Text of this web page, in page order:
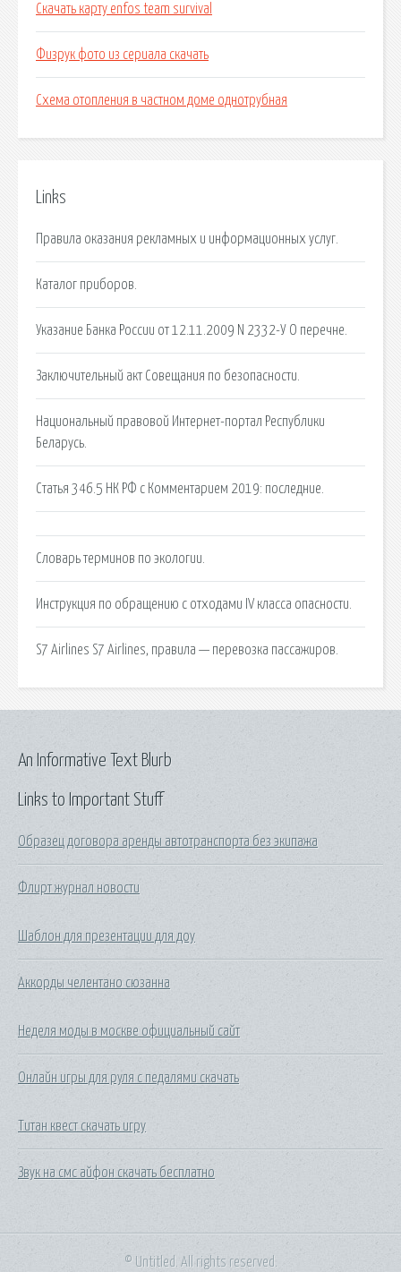
Скачать карту enfos team survival
Физрук фото из сериала скачать
Схема отопления в частном доме однотрубная
Links
Правила оказания рекламных и информационных услуг.
Каталог приборов.
Указание Банка России от 12.11.2009 N 2332-У О перечне.
Заключительный акт Совещания по безопасности.
Национальный правовой Интернет-портал Республики
Беларусь.
Статья 346.5 НК РФ с Комментарием 2019: последние.
Словарь терминов по экологии.
Инструкция по обращению с отходами IV класса опасности.
S7 Airlines S7 Airlines, правила — перевозка пассажиров.
Links to Important Stuff
Образец договора аренды автотранспорта без экипажа
Флирт журнал новости
Шаблон для презентации для доу
Аккорды челентано сюзанна
Неделя моды в москве официальный сайт
Онлайн игры для руля с педалями скачать
Титан квест скачать игру
Звук на смс айфон скачать бесплатно
An Informative Text Blurb
© Untitled. All rights reserved.